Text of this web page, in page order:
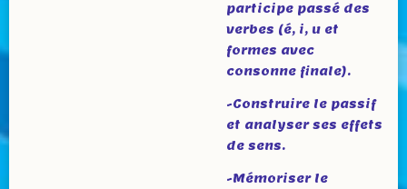
participe passé des
verbes (é, i, u et
formes avec
consonne finale).
-Construire le passif
et analyser ses effets
de sens.
-Mémoriser le